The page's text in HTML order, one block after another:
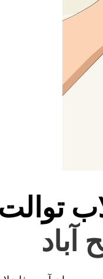
توالت
آباد